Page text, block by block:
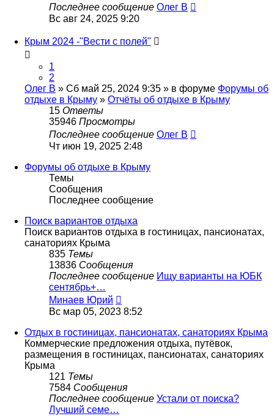
Последнее сообщение Олег В
Вс авг 24, 2025 9:20
Крым 2024 -"Вести с полей"
1
2
Олег В » Сб май 25, 2024 9:35 » в форуме Форумы об
отдыхе в Крыму » Отчёты об отдыхе в Крыму
15 Ответы
35946 Просмотры
Последнее сообщение Олег В
Чт июн 19, 2025 2:48
Форумы об отдыхе в Крыму
Темы
Сообщения
Последнее сообщение
Поиск вариантов отдыха
Поиск вариантов отдыха в гостиницах, пансионатах,
санаториях Крыма
835 Темы
13836 Сообщения
Последнее сообщение Ищу варианты на ЮБК
сентябрь+…
Минаев Юрий
к
сообщению
Вс мар 05, 2023 8:52
Отдых в гостиницах, пансионатах, санаториях Крыма
Коммерческие предложения отдыха, путёвок,
размещения в гостиницах, пансионатах, санаториях
Крыма
121 Темы
7584 Сообщения
Последнее сообщение Устали от поиска?
Лучший семе…